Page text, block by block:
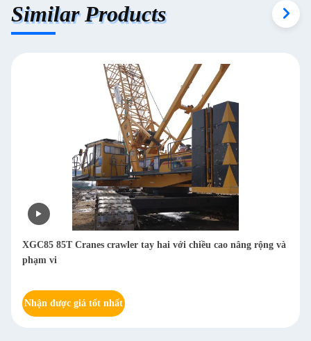
Similar Products
XGC85 85T Cranes crawler tay hai với chiều cao nâng rộng và
phạm vi
Nhận được giá tốt nhất